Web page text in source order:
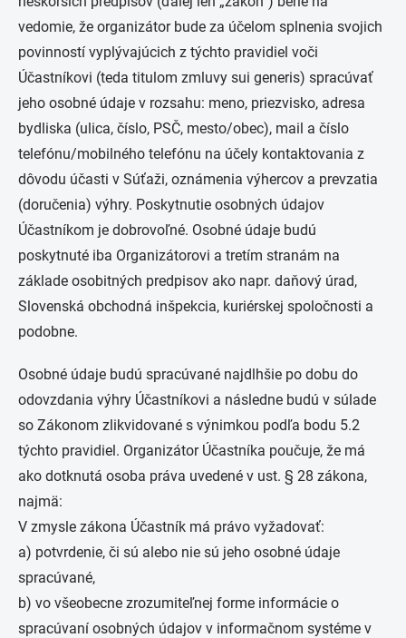
vedomie, že organizátor bude za účelom splnenia svojich
povinností vyplývajúcich z týchto pravidiel voči
Účastníkovi (teda titulom zmluvy sui generis) spracúvať
jeho osobné údaje v rozsahu: meno, priezvisko, adresa
bydliska (ulica, číslo, PSČ, mesto/obec), mail a číslo
telefónu/mobilného telefónu na účely kontaktovania z
dôvodu účasti v Súťaži, oznámenia výhercov a prevzatia
(doručenia) výhry. Poskytnutie osobných údajov
Účastníkom je dobrovoľné. Osobné údaje budú
poskytnuté iba Organizátorovi a tretím stranám na
základe osobitných predpisov ako napr. daňový úrad,
Slovenská obchodná inšpekcia, kuriérskej spoločnosti a
podobne.
Osobné údaje budú spracúvané najdlhšie po dobu do
odovzdania výhry Účastníkovi a následne budú v súlade
so Zákonom zlikvidované s výnimkou podľa bodu 5.2
týchto pravidiel. Organizátor Účastníka poučuje, že má
ako dotknutá osoba práva uvedené v ust. § 28 zákona,
najmä:
V zmysle zákona Účastník má právo vyžadovať:
a) potvrdenie, či sú alebo nie sú jeho osobné údaje
spracúvané,
b) vo všeobecne zrozumiteľnej forme informácie o
spracúvaní osobných údajov v informačnom systéme v